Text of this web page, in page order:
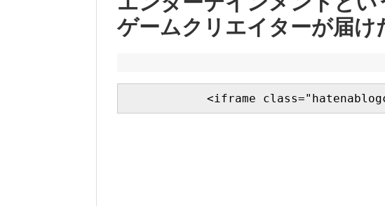
ゲームクリエイターが届け